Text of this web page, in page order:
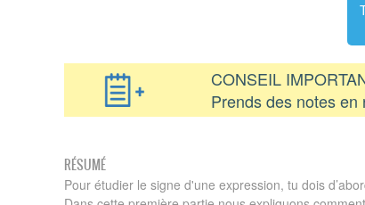
CONSEIL
Prends des notes en
RÉSUMÉ
Pour étudier le signe d'une expression, tu dois